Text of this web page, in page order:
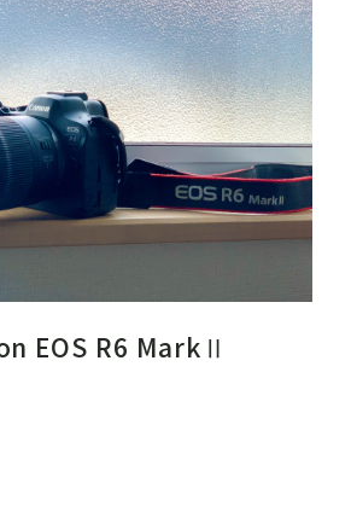
EOS R6 MarkⅡ